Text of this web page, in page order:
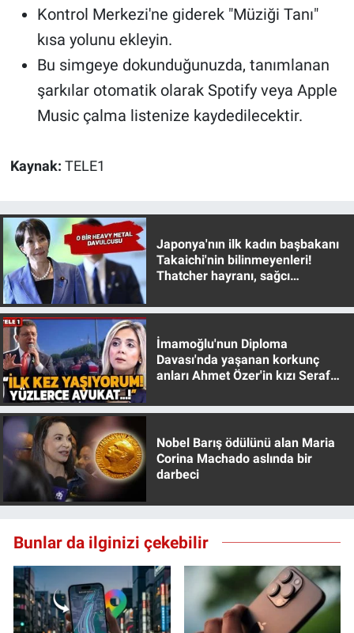
Kontrol Merkezi'ne giderek "Müziği Tanı"
kısa yolunu ekleyin.
Bu simgeye dokunduğunuzda, tanımlanan
şarkılar otomatik olarak Spotify veya Apple
Music çalma listenize kaydedilecektir.
Kaynak: TELE1
Japonya'nın ilk kadın başbakanı
Takaichi'nin bilinmeyenleri!
Thatcher hayranı, sağcı
İmamoğlu'nun Diploma
Davası'nda yaşanan korkunç
anları Ahmet Özer'in kızı Seraf
Nobel Barış ödülünü alan Maria
Corina Machado aslında bir
darbeci
Bunlar da ilginizi çekebilir